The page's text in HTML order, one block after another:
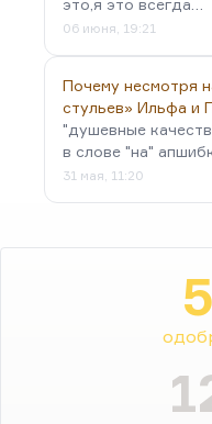
это,я это всегда…
06 июня, 19:21
Почему несмотря
стульев» Ильфа и
"душевные
в слове "на"
31 мая, 11:20